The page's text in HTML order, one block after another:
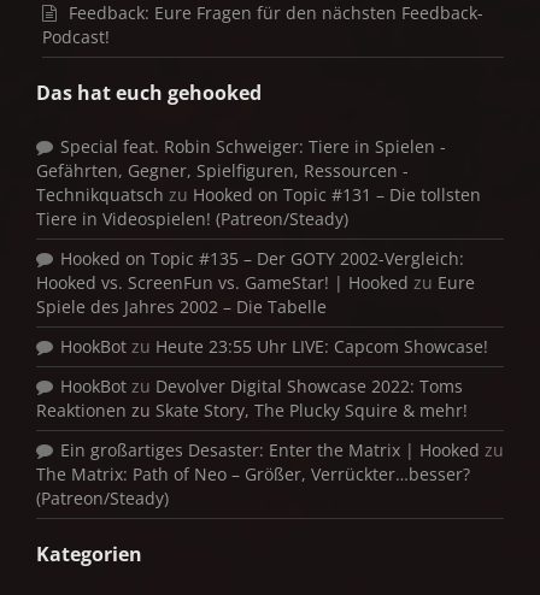
Feedback: Eure Fragen für den nächsten Feedback-
Podcast!
Das hat euch gehooked
Special feat. Robin Schweiger: Tiere in Spielen -
Gefährten, Gegner, Spielfiguren, Ressourcen -
Technikquatsch zu Hooked on Topic #131 – Die tollsten
Tiere in Videospielen! (Patreon/Steady)
Hooked on Topic #135 – Der GOTY 2002-Vergleich:
Hooked vs. ScreenFun vs. GameStar! | Hooked zu Eure
Spiele des Jahres 2002 – Die Tabelle
HookBot zu Heute 23:55 Uhr LIVE: Capcom Showcase!
HookBot zu Devolver Digital Showcase 2022: Toms
Reaktionen zu Skate Story, The Plucky Squire & mehr!
Ein großartiges Desaster: Enter the Matrix | Hooked zu
The Matrix: Path of Neo – Größer, Verrückter…besser?
(Patreon/Steady)
Kategorien